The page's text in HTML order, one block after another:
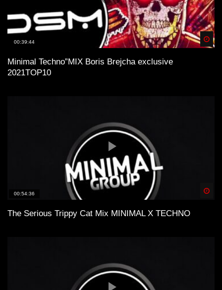
00:39:44
Minimal Technо”MIX Boris Brejcha exclusive
2021TOP10
00:54:36
The Serious Trippy Cat Mix MINIMAL X TECHNO